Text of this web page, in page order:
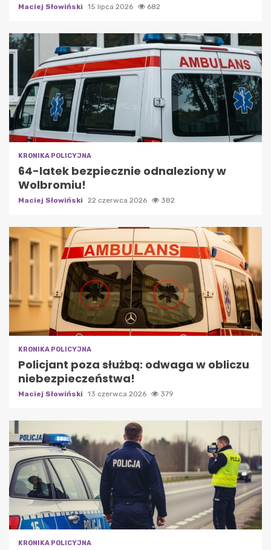
Maciej Słowiński 15 lipca 2026 682
KRONIKA POLICYJNA
64-latek bezpiecznie odnaleziony w
Wolbromiu!
Maciej Słowiński 22 czerwca 2026 382
KRONIKA POLICYJNA
Policjant poza służbą: odwaga w obliczu
niebezpieczeństwa!
Maciej Słowiński 13 czerwca 2026 379
KRONIKA POLICYJNA